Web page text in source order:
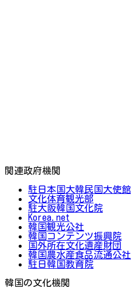
関連政府機関
駐日本国大韓民国大使館
文化体育観光部
駐大阪韓国文化院
Korea.net
韓国観光公社
韓国コンテンツ振興院
国外所在文化遺産財団
韓国農水産食品流通公社
駐日韓国教育院
韓国の文化機関